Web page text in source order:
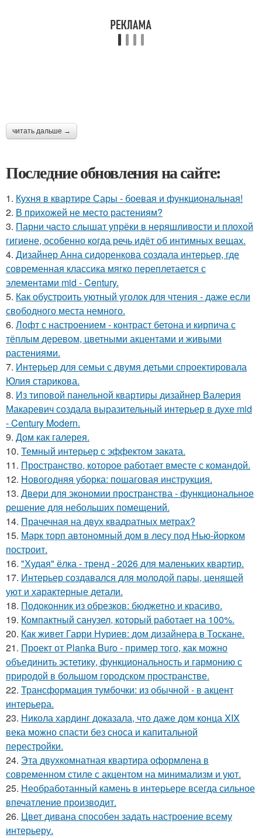
читать дальше →
Последние обновления на сайте:
1. Кухня в квартире Сары - боевая и функциональная!
2. В прихожей не место растениям?
3. Парни часто слышат упрёки в неряшливости и плохой
гигиене, особенно когда речь идёт об интимных вещах.
4. Дизайнер Анна сидоренкова создала интерьер, где
современная классика мягко переплетается с
элементами mid - Century.
5. Как обустроить уютный уголок для чтения - даже если
свободного места немного.
6. Лофт с настроением - контраст бетона и кирпича с
тёплым деревом, цветными акцентами и живыми
растениями.
7. Интерьер для семьи с двумя детьми спроектировала
Юлия старикова.
8. Из типовой панельной квартиры дизайнер Валерия
Макаревич создала выразительный интерьер в духе mid
- Century Modern.
9. Дом как галерея.
10. Темный интерьер с эффектом заката.
11. Пространство, которое работает вместе с командой.
12. Новогодняя уборка: пошаговая инструкция.
13. Двери для экономии пространства - функциональное
решение для небольших помещений.
14. Прачечная на двух квадратных метрах?
15. Марк торп автономный дом в лесу под Нью-йорком
построит.
16. "Худая" ёлка - тренд - 2026 для маленьких квартир.
17. Интерьер создавался для молодой пары, ценящей
уют и характерные детали.
18. Подоконник из обрезков: бюджетно и красиво.
19. Компактный санузел, который работает на 100%.
20. Как живет Гарри Нуриев: дом дизайнера в Тоскане.
21. Проект от Planka Buro - пример того, как можно
объединить эстетику, функциональность и гармонию с
природой в большом городском пространстве.
22. Трансформация тумбочки: из обычной - в акцент
интерьера.
23. Никола хардинг доказала, что даже дом конца XIX
века можно спасти без сноса и капитальной
перестройки.
24. Эта двухкомнатная квартира оформлена в
современном стиле с акцентом на минимализм и уют.
25. Необработанный камень в интерьере всегда сильное
впечатление производит.
26. Цвет дивана способен задать настроение всему
интерьеру.